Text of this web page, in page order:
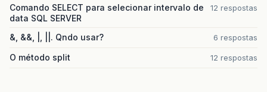
Comando SELECT para selecionar intervalo de
data SQL SERVER
12 respostas
&, &&, |, ||. Qndo usar? 6 respostas
O método split 12 respostas